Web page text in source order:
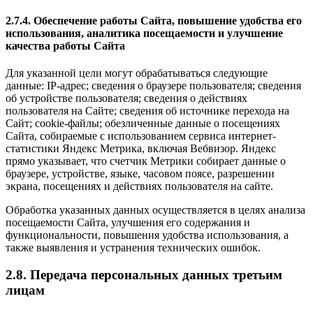
2.7.4. Обеспечение работы Сайта, повышение удобства его
использования, аналитика посещаемости и улучшение
качества работы Сайта
Для указанной цели могут обрабатываться следующие
данные: IP-адрес; сведения о браузере пользователя; сведения
об устройстве пользователя; сведения о действиях
пользователя на Сайте; сведения об источнике перехода на
Сайт; cookie-файлы; обезличенные данные о посещениях
Сайта, собираемые с использованием сервиса интернет-
статистики Яндекс Метрика, включая Вебвизор. Яндекс
прямо указывает, что счетчик Метрики собирает данные о
браузере, устройстве, языке, часовом поясе, разрешении
экрана, посещениях и действиях пользователя на сайте.
Обработка указанных данных осуществляется в целях анализа
посещаемости Сайта, улучшения его содержания и
функциональности, повышения удобства использования, а
также выявления и устранения технических ошибок.
2.8. Передача персональных данных третьим
лицам